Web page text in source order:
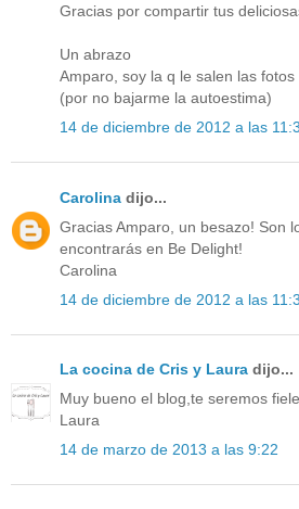
Gracias por compartir tus
Un abrazo
Amparo, soy la q le salen las
(por no bajarme la autoestima)
14 de diciembre de 2012 a las
Carolina dijo...
Gracias Amparo, un besazo! Son
encontrarás en Be Delight!
Carolina
14 de diciembre de 2012 a las
La cocina de Cris y Laura dijo...
Muy bueno el blog,te seremos
Laura
14 de marzo de 2013 a las 9:22